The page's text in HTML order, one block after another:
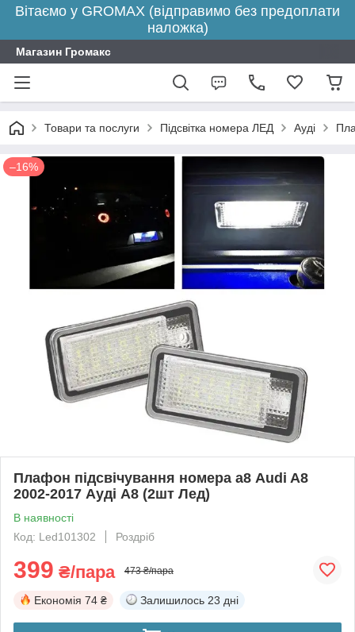
Вітаємо у GROMAX (відправимо без предоплати
наложка)
Магазин Громакс
Товари та послуги Підсвітка номера ЛЕД Ауді
–16%
Плафон підсвічування номера а8 Audi A8
2002-2017 Ауді А8 (2шт Лед)
В наявності
Код: Led101302
Роздріб
399 ₴/пара 473 ₴/пара
Економія 74 ₴ Залишилось 23 дні